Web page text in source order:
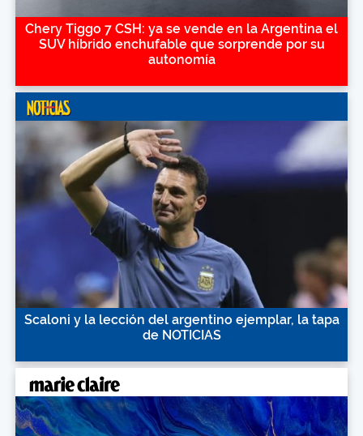
Chery Tiggo 7 CSH: ya se vende en la Argentina el
SUV híbrido enchufable que sorprende por su
autonomía
Scaloni y la lección del argentino ejemplar, la tapa
de NOTICIAS